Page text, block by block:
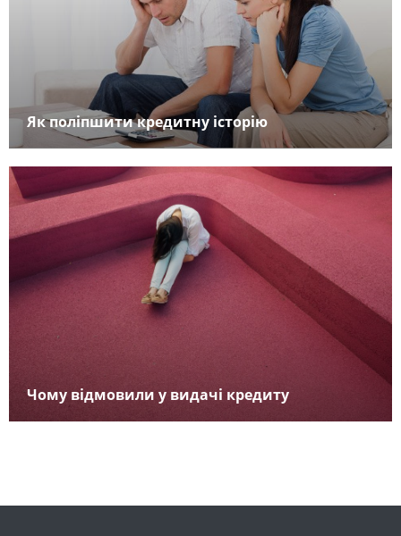
Як поліпшити кредитну історію
Чому відмовили у видачі кредиту